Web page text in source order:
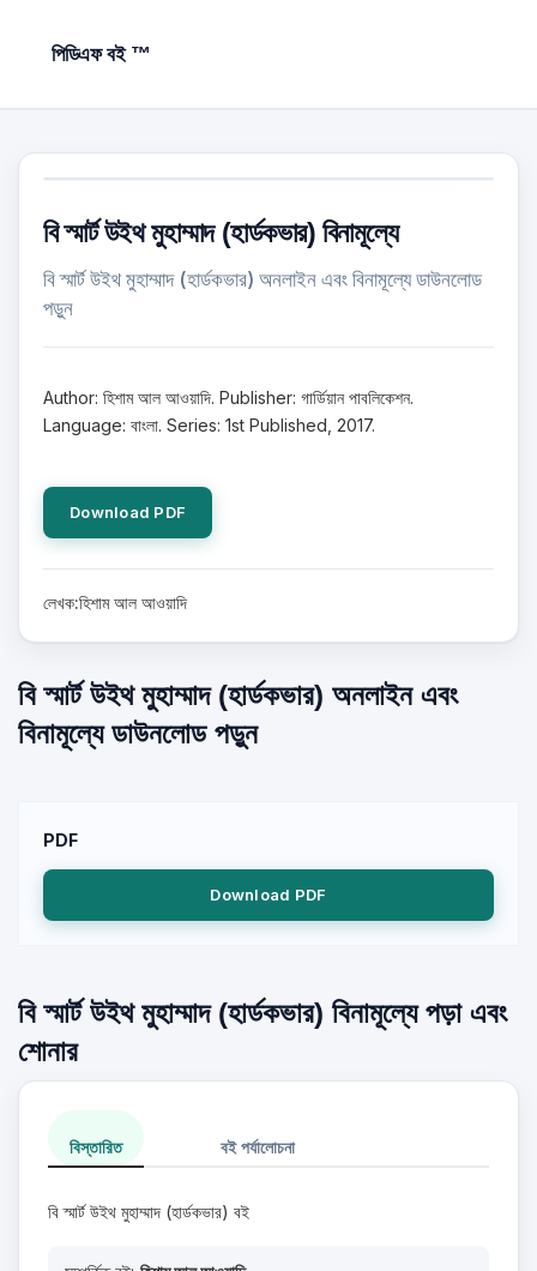
পিডিএফ বই ™
বি স্মার্ট উইথ মুহাম্মাদ (হার্ডকভার) বিনামূল্যে
বি স্মার্ট উইথ মুহাম্মাদ (হার্ডকভার) অনলাইন এবং বিনামূল্যে ডাউনলোড
পড়ুন
Author: হিশাম আল আওয়াদি. Publisher: গার্ডিয়ান পাবলিকেশন.
Language: বাংলা. Series: 1st Published, 2017.
Download PDF
লেখক:হিশাম আল আওয়াদি
বি স্মার্ট উইথ মুহাম্মাদ (হার্ডকভার) অনলাইন এবং
বিনামূল্যে ডাউনলোড পড়ুন
PDF
Download PDF
বি স্মার্ট উইথ মুহাম্মাদ (হার্ডকভার) বিনামূল্যে পড়া এবং
শোনার
বিস্তারিত বই পর্যালোচনা
বি স্মার্ট উইথ মুহাম্মাদ (হার্ডকভার) বই